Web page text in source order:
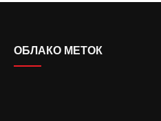
ОБЛАКО МЕТОК